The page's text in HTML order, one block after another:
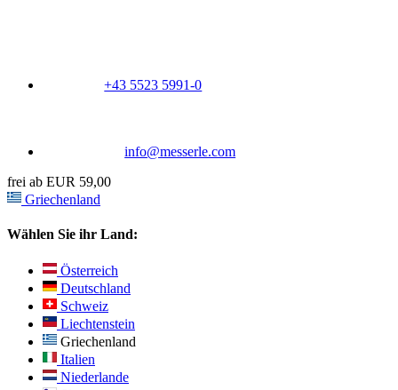
+43 5523 5991-0
info@messerle.com
frei ab EUR 59,00
Griechenland
Wählen Sie ihr Land:
Österreich
Deutschland
Schweiz
Liechtenstein
Griechenland
Italien
Niederlande